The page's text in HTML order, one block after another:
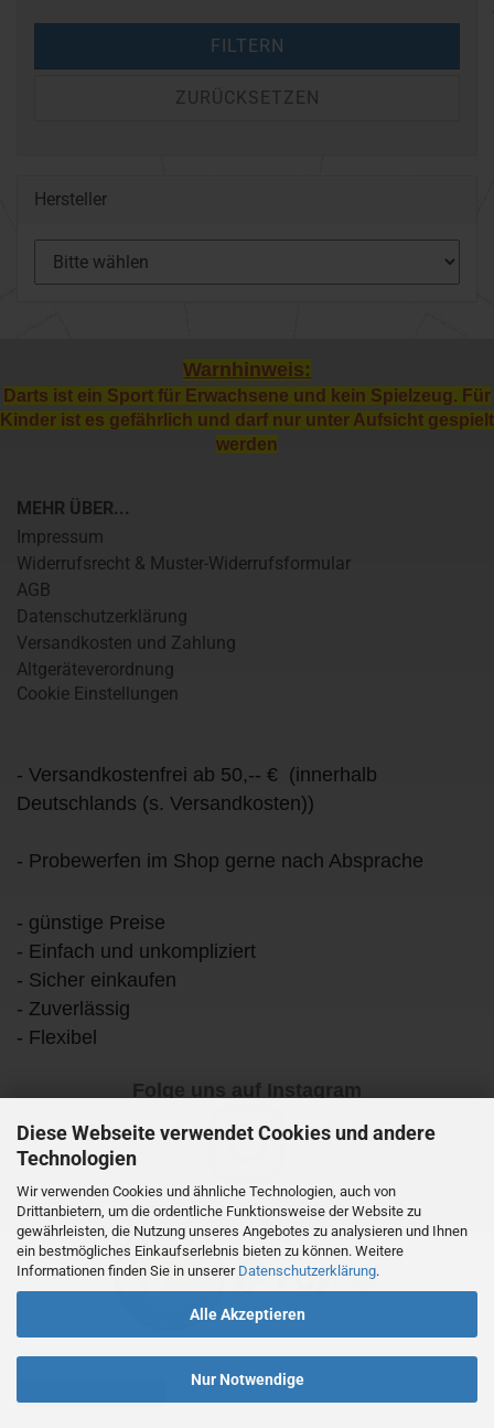
Diese Webseite verwendet Cookies und andere
Technologien
Wir verwenden Cookies und ähnliche Technologien, auch von
Drittanbietern, um die ordentliche Funktionsweise der Website zu
gewährleisten, die Nutzung unseres Angebotes zu analysieren und Ihnen
ein bestmögliches Einkaufserlebnis bieten zu können. Weitere
Informationen finden Sie in unserer Datenschutzerklärung.
Alle Akzeptieren
Nur Notwendige
FILTERN
ZURÜCKSETZEN
Hersteller
Warnhinweis:
Darts ist ein Sport für Erwachsene und kein Spielzeug. Für
Kinder ist es gefährlich und darf nur unter Aufsicht gespielt
werden
MEHR ÜBER...
Impressum
Widerrufsrecht & Muster-Widerrufsformular
AGB
Datenschutzerklärung
Versandkosten und Zahlung
Altgeräteverordnung
Cookie Einstellungen
- Versandkostenfrei ab 50,-- € (innerhalb
Deutschlands (s. Versandkosten))
- Probewerfen im Shop gerne nach Absprache
- günstige Preise
- Einfach und unkompliziert
- Sicher einkaufen
- Zuverlässig
- Flexibel
Folge uns auf Instagram